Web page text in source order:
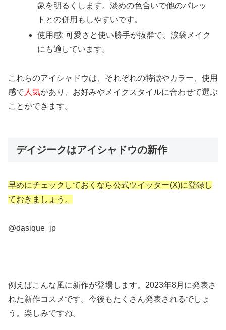
象を明るくします。淡めの色合いで他のパレッ
トとの併用もしやすいです。
使用感: 可愛さと使い勝手が抜群で、涙袋メイク
にも適しています。
これらのアイシャドウは、それぞれの特徴やカラー、使用
感で人気があり、お好みやメイクスタイルに合わせて選ぶ
ことができます。
デイジークはアイシャドウの新作
早めにチェックしておくなら公式ツイッター(X)に登録し
ておきましょう。
@dasique_jp
例えばこんな風に新作が登場します。2023年8月に発表さ
れた新作コスメです。今後もたくさん発表されるでしょ
う。楽しみですね。